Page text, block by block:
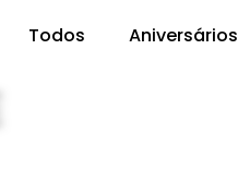
Todos Aniversários